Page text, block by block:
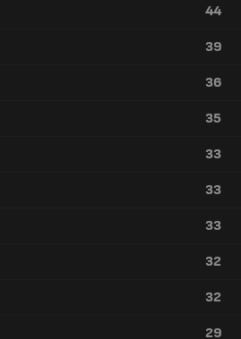
44
39
36
35
33
33
33
32
32
29